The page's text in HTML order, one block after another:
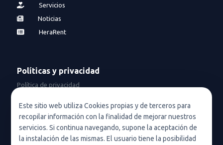
Este sitio web utiliza Cookies propias y de terceros para
recopilar información con la finalidad de mejorar nuestros
servicios. Si continua navegando, supone la aceptación de
la instalación de las mismas. El usuario tiene la posibilidad
Servicios
Noticias
HeraRent
Políticas y privacidad
Política de privacidad
Política de privacidad en redes sociales
Condiciones de uso
Política de cookies (UE)